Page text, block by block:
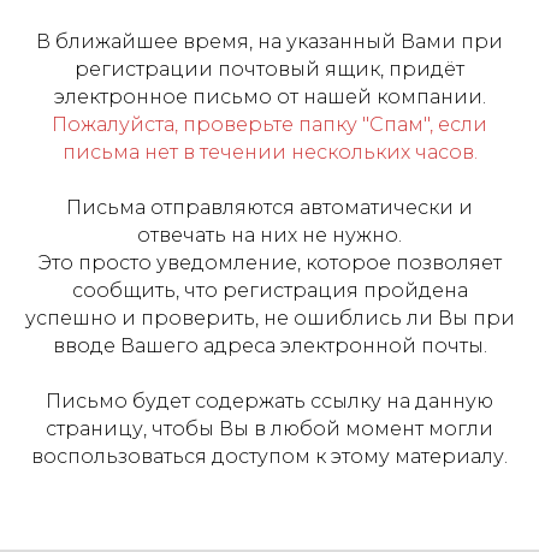
В ближайшее время, на указанный Вами при
регистрации почтовый ящик, придёт
электронное письмо от нашей компании.
Пожалуйста, проверьте папку "Спам", если
письма нет в течении нескольких часов.
Письма отправляются автоматически и
отвечать на них не нужно.
Это просто уведомление, которое позволяет
сообщить, что регистрация пройдена
успешно и проверить, не ошиблись ли Вы при
вводе Вашего адреса электронной почты.
Письмо будет содержать ссылку на данную
страницу, чтобы Вы в любой момент могли
воспользоваться доступом к этому материалу.